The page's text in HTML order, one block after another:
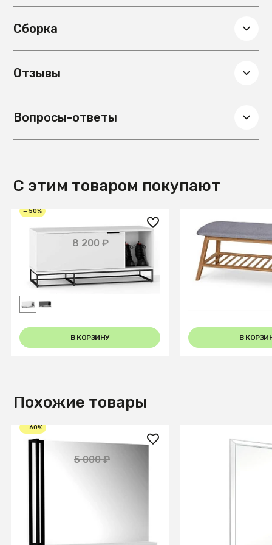
Сборка
Отзывы
Вопросы-ответы
С этим товаром покупают
— 50%
8 200 ₽
В КОРЗИНУ
8 710 ₽
Полка для обуви
15
В
Похожие товары
— 60%
2 000 ₽
5 000 ₽